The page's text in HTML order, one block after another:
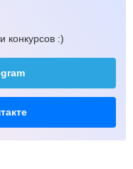
конкурсов :)